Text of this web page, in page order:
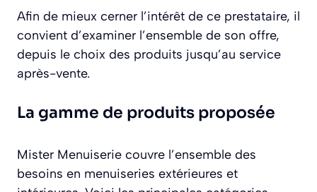
Afin de mieux cerner l’intérêt de ce prestataire, il
convient d’examiner l’ensemble de son offre,
depuis le choix des produits jusqu’au service
après-vente.
La gamme de produits proposée
Mister Menuiserie couvre l’ensemble des
besoins en menuiseries extérieures et